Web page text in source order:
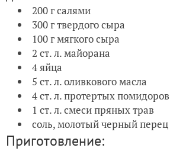
200 г салями
300 г твердого сыра
100 г мягкого сыра
2 ст. л. майорана
4 яйца
5 ст. л. оливкового масла
4 ст. л. протертых помидоров
1 ст. л. смеси пряных трав
соль, молотый черный перец
Приготовление: